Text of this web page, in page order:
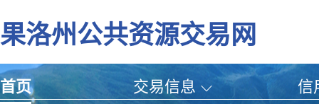
果洛州公共资源交易网
首页 交易信息 信